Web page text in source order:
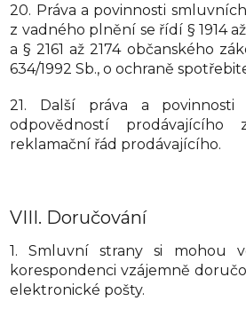
20. Práva a povinnosti
z vadného plnění se řídí § 1914 až
a § 2161 až 2174 občanského
634/1992 Sb., o ochraně
21. Další práva a povinnosti
odpovědností prodávajícího
reklamační řád prodávajícího.
VIII. Doručování
1. Smluvní strany si mohou
korespondenci vzájemně
elektronické pošty.